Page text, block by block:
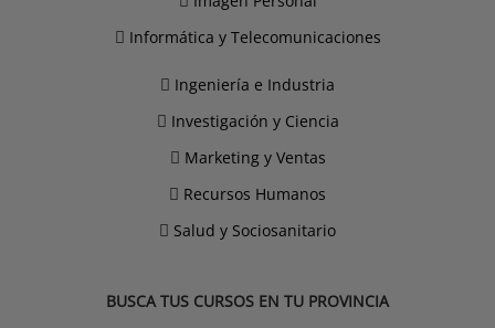
Informática y Telecomunicaciones
Ingeniería e Industria
Investigación y Ciencia
Marketing y Ventas
Recursos Humanos
Salud y Sociosanitario
BUSCA TUS CURSOS EN TU PROVINCIA